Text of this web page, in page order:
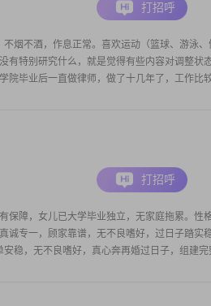
烟不酒，作息正常。喜欢运动（篮球、游泳、
有特别研究什么，就是觉得有些内容对调整状
院毕业后一直做律师，做了十几年了，工作比
打招呼
保障，女儿已大学毕业独立，无家庭拖累。性
诚专一，顾家靠谱，无不良嗜好，过日子踏实
稳，无不良嗜好，真心奔再婚过日子，组建完
打招呼